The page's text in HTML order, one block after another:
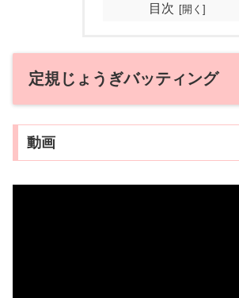
目次
定規じょうぎバッティング
動画